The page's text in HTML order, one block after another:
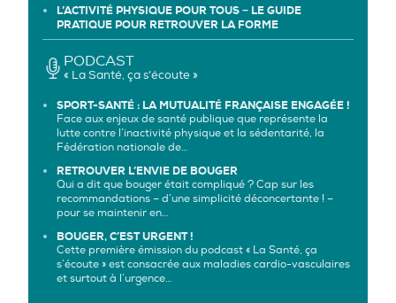
L’ACTIVITÉ PHYSIQUE POUR TOUS − LE GUIDE
PRATIQUE POUR RETROUVER LA FORME
PODCAST
« La Santé, ça s’écoute »
SPORT-SANTÉ : LA MUTUALITÉ FRANÇAISE ENGAGÉE !
Face aux enjeux de santé publique que représente la
lutte contre l’inactivité physique et la sédentarité, la
Fédération nationale de…
RETROUVER L’ENVIE DE BOUGER
Qui a dit que bouger était compliqué ? Cap sur les
recommandations – d’une simplicité déconcertante ! –
pour se maintenir en…
BOUGER, C’EST URGENT !
Cette première émission du podcast « La Santé, ça
s’écoute » est consacrée aux maladies cardio-vasculaires
et surtout à l’urgence…